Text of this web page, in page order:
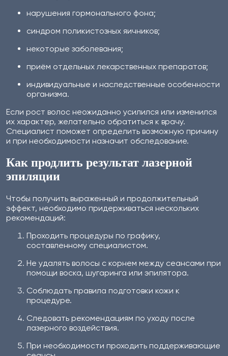
нарушения гормонального фона;
синдром поликистозных яичников;
некоторые заболевания;
приём отдельных лекарственных препаратов;
индивидуальные и наследственные особенности
организма.
Если рост волос неожиданно усилился или изменился
их характер, желательно обратиться к врачу.
Специалист поможет определить возможную причину
и при необходимости назначит обследование.
Как продлить результат лазерной
эпиляции
Чтобы получить выраженный и продолжительный
эффект, необходимо придерживаться нескольких
рекомендаций:
Проходить процедуры по графику,
составленному специалистом.
Не удалять волосы с корнем между сеансами при
помощи воска, шугаринга или эпилятора.
Соблюдать правила подготовки кожи к
процедуре.
Следовать рекомендациям по уходу после
лазерного воздействия.
При необходимости проходить поддерживающие